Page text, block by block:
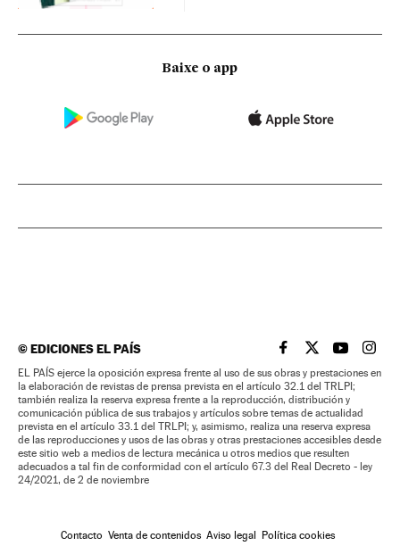
Baixe o app
©EDICIONES EL PAÍS EL PAÍS BRASIL EN
EL PAÍSEL PAÍS
EL
EL PAÍS ejerce la oposición expresa frente al uso de sus obras y prestaciones en
la elaboración de revistas de prensa prevista en el artículo 32.1 del TRLPI;
también realiza la reserva expresa frente a la reproducción, distribución y
comunicación pública de sus trabajos y artículos sobre temas de actualidad
prevista en el artículo 33.1 del TRLPI; y, asimismo, realiza una reserva expresa
de las reproducciones y usos de las obras y otras prestaciones accesibles desde
este sitio web a medios de lectura mecánica u otros medios que resulten
adecuados a tal fin de conformidad con el artículo 67.3 del Real Decreto - ley
24/2021, de 2 de noviembre
Contacto Venta de contenidos Aviso legal Política cookies